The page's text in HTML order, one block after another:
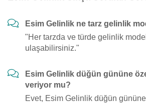
Esim Gelinlik ne tarz gelinlik
"Her tarzda ve türde gelinlik
ulaşabilirsiniz."
Esim Gelinlik düğün gününe
veriyor mu?
Evet, Esim Gelinlik düğün